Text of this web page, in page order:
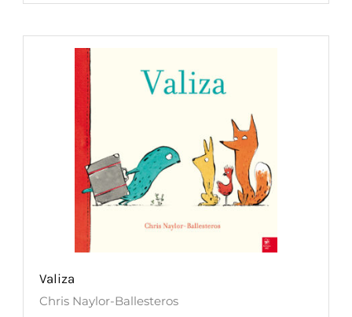
Valiza
Chris Naylor-Ballesteros